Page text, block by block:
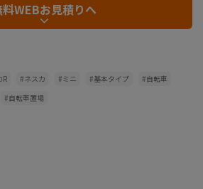
WEBお見積りへ
R #ネスカ #ミニ #基本タイプ
#自転車
#自転車置場